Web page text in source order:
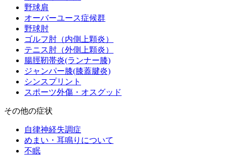
野球肩
オーバーユース症候群
野球肘
ゴルフ肘（内側上顆炎）
テニス肘（外側上顆炎）
腸脛靭帯炎(ランナー膝)
ジャンパー膝(膝蓋腱炎)
シンスプリント
スポーツ外傷・オスグッド
その他の症状
自律神経失調症
めまい・耳鳴りについて
不眠